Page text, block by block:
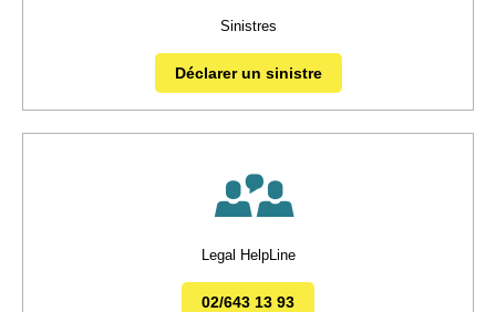
Sinistres
Déclarer un sinistre
Legal HelpLine
02/643 13 93